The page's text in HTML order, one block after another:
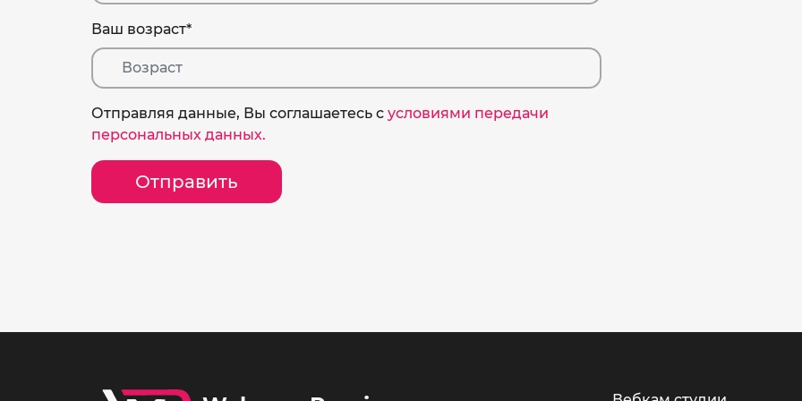
Ваш возраст*
Отправляя данные, Вы соглашаетесь c условиями передачи
персональных данных.
Отправить